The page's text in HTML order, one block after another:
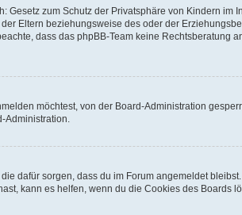
zum Schutz der Privatsphäre von Kindern
Eltern beziehungsweise des oder der
dass das phpBB-Team keine
möchtest, von der Board-Administration
dafür sorgen, dass du im Forum angemeldet
kann es helfen, wenn du die Cookies des Boards